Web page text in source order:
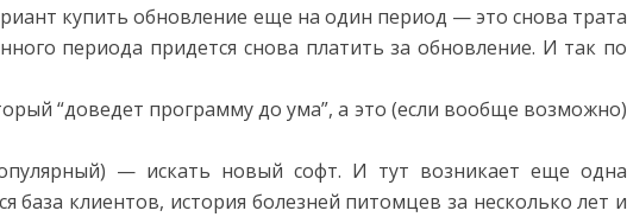
купить обновление еще на один период — это снова трата
периода придется снова платить за обновление. И так по
“доведет программу до ума”, а это (если вообще возможно)
— искать новый софт. И тут возникает еще одна
база клиентов, история болезней питомцев за несколько лет и